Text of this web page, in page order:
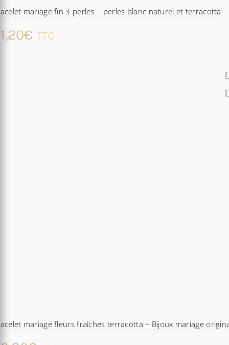
mariage fin 3 perles – perles blanc naturel et terracotta
€ TTC
mariage fleurs fraîches terracotta – Bijoux mariage